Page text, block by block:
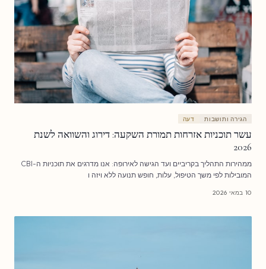
הגירה ותושבות דעה
עשר תוכניות אזרחות תמורת השקעה: דירוג והשוואה לשנת
2026
ממהירות התהליך בקריביים ועד הגישה לאירופה: אנו מדרגים את תוכניות ה-CBI
המובילות לפי משך הטיפול, עלות, חופש תנועה ללא ויזה ו
10 במאי 2026